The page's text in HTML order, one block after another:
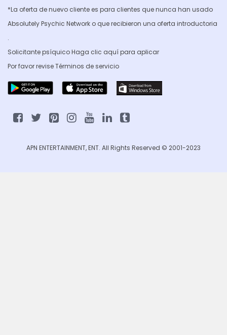
*La oferta de nuevo cliente es para clientes que nunca han usado
Absolutely Psychic Network o que recibieron una oferta introductoria
.
Solicitante psíquico Haga clic aquí para aplicar
Por favor reviseTérminos de servicio
APN ENTERTAINMENT, ENT. All Rights Reserved © 2001-2023